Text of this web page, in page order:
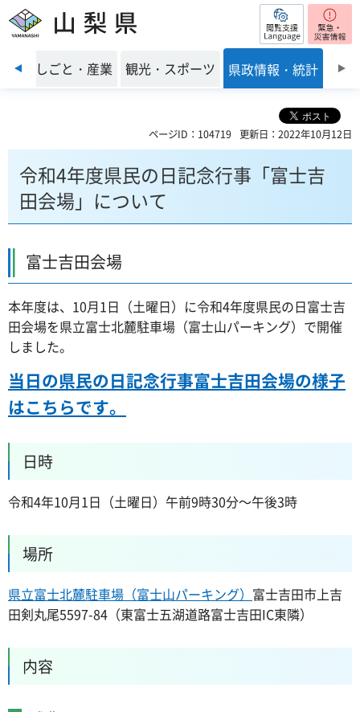
山梨県 閲覧支援
前のスライドを表示
境 しごと・産業 観光・スポーツ 県政情報・統計
ページID：104719 更新日：2022年10月12日
令和4年度県民の日記念行事「富士吉
田会場」について
富士吉田会場
本年度は、10月1日（土曜日）に令和4年度県民の日富士吉
田会場を県立富士北麓駐車場（富士山パーキング）で開催
しました。
当日の県民の日記念行事富士吉田会場の様子
はこちらです。
日時
令和4年10月1日（土曜日）午前9時30分～午後3時
場所
県立富士北麓駐車場（富士山パーキング） 富士吉田市上吉
田剣丸尾5597-84（東富士五湖道路富士吉田IC東隣）
内容